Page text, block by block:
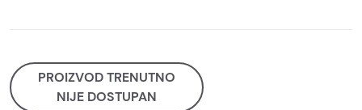
PROIZVOD TRENUTNO
NIJE DOSTUPAN